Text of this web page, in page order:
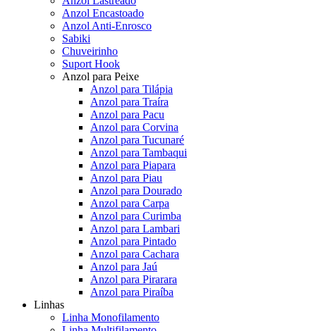
Anzol Encastoado
Anzol Anti-Enrosco
Sabiki
Chuveirinho
Suport Hook
Anzol para Peixe
Anzol para Tilápia
Anzol para Traíra
Anzol para Pacu
Anzol para Corvina
Anzol para Tucunaré
Anzol para Tambaqui
Anzol para Piapara
Anzol para Piau
Anzol para Dourado
Anzol para Carpa
Anzol para Curimba
Anzol para Lambari
Anzol para Pintado
Anzol para Cachara
Anzol para Jaú
Anzol para Pirarara
Anzol para Piraíba
Linhas
Linha Monofilamento